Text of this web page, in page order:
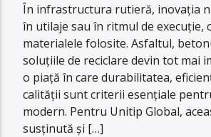
În infrastructura rutieră, inovația
în utilaje sau în ritmul de execuție,
materialele folosite. Asfaltul,
soluțiile de reciclare devin tot mai
o piață în care durabilitatea,
calității sunt criterii esențiale
modern. Pentru Unitip Global,
susținută și […]